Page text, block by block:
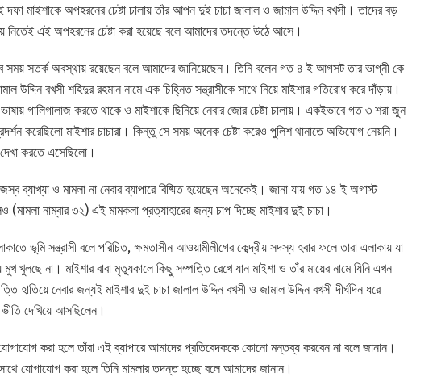
মাইশাকে অপহরনের চেষ্টা চালায় তাঁর আপন দুই চাচা জালাল ও জামাল উদ্দিন বখসী। তাদের বড়
নিতেই এই অপহরনের চেষ্টা করা হয়েছে বলে আমাদের তদন্তে উঠে আসে।
সব সময় সতর্ক অবস্থায় রয়েছেন বলে আমাদের জানিয়েছেন। তিনি বলেন গত ৪ ই আগসট তার ভাগ্নী কে
উদ্দিন বখসী শহিদুর রহমান নামে এক চিহ্নিত সন্ত্রাসীকে সাথে নিয়ে মাইশার গতিরোধ করে দাঁড়ায়।
গালিগালাজ করতে থাকে ও মাইশাকে ছিনিয়ে নেবার জোর চেষ্টা চালায়। একইভাবে গত ৩ শরা জুন
করেছিলো মাইশার চাচারা। কিন্তু সে সময় অনেক চেষ্টা করেও পুলিশ থানাতে অভিযোগ নেয়নি।
করতে এসেছিলো।
ব্যাখ্যা ও মামলা না নেবার ব্যাপারে বিষ্মিত হয়েছেন অনেকেই। জানা যায় গত ১৪ ই অগাস্ট
(মামলা নাম্বার ৩২) এই মামকলা প্রত্যাহারের জন্য চাপ দিচ্ছে মাইশার দুই চাচা।
ভূমি সন্ত্রাসী বলে পরিচিত, ক্ষমতাসীন আওয়ামীলীগের কেব্দ্রীয় সদস্য হবার ফলে তারা এলাকায় যা
খুলছে না। মাইশার বাবা মৃত্যুকালে কিছু সম্পত্তি রেখে যান মাইশা ও তাঁর মায়ের নামে যিনি এখন
নেবার জন্যই মাইশার দুই চাচা জালাল উদ্দিন বখসী ও জামাল উদ্দিন বখসী দীর্ঘদিন ধরে
দেখিয়ে আসছিলেন।
করা হলে তাঁরা এই ব্যাপারে আমাদের প্রতিবেদককে কোনো মন্তব্য করবেন না বলে জানান।
যোগাযোগ করা হলে তিনি মামলার তদন্ত হচ্ছে বলে আমাদের জানান।